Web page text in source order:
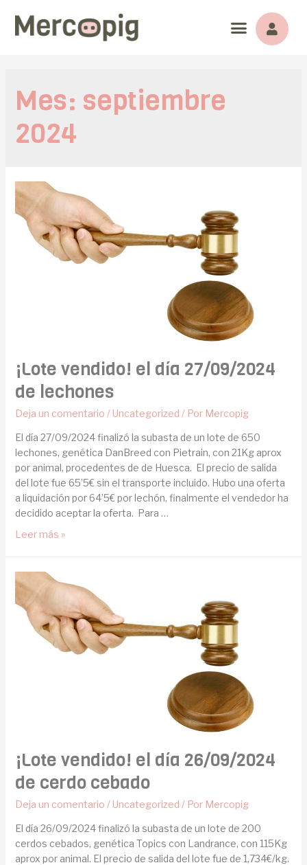
Mes: septiembre
2024
¡Lote vendido! el día 27/09/2024
de lechones
Deja un comentario / Uncategorized / Por Mercopig
El día 27/09/2024 finalizó la subasta de un lote de 650
lechones, genética DanBreed con Pietrain, con 21Kg aprox
por animal, procedentes de de Huesca. El precio de salida
del lote fue 65’5€ sin el transporte incluido. Hubo una oferta
a liquidación por 64’5€ por lechón, finalmente el vendedor ha
decidido aceptar la oferta. Para …
Leer más »
¡Lote vendido! el día 26/09/2024
de cerdo cebado
Deja un comentario / Uncategorized / Por Mercopig
El día 26/09/2024 finalizó la subasta de un lote de 200
cerdos cebados, genética Topics con Landrance, con 115Kg
aprox por animal. El precio de salida del lote fue de 1,734€/kg.